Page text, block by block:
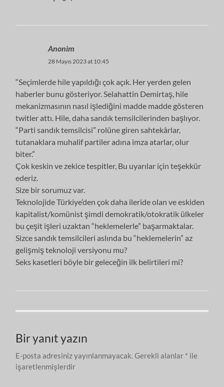
Anonim
28 Mayıs 2023 at 10:45
“Seçimlerde hile yapıldığı çok açık. Her yerden gelen
haberler bunu gösteriyor. Selahattin Demirtaş, hile
mekanizmasının nasıl işlediğini madde madde gösteren
twitler attı. Hile, daha sandık temsilcilerinden başlıyor.
“Parti sandık temsilcisi” rolüne giren sahtekârlar,
tutanaklara muhalif partiler adına imza atarlar, olur
biter.”
Çok keskin ve zekice tespitler, Bu uyarılar için teşekkür
ederiz.
Size bir sorumuz var.
Teknolojide Türkiye’den çok daha ileride olan ve eskiden
kapitalist/komünist şimdi demokratik/otokratik ülkeler
bu çeşit işleri uzaktan “heklemelerle” başarmaktalar.
Sizce sandık temsilcileri aslında bu “heklemelerin” az
gelişmiş teknoloji versiyonu mu?
Seks kasetleri böyle bir geleceğin ilk belirtileri mi?
Bir yanıt yazın
E-posta adresiniz yayınlanmayacak. Gerekli alanlar * ile
işaretlenmişlerdir